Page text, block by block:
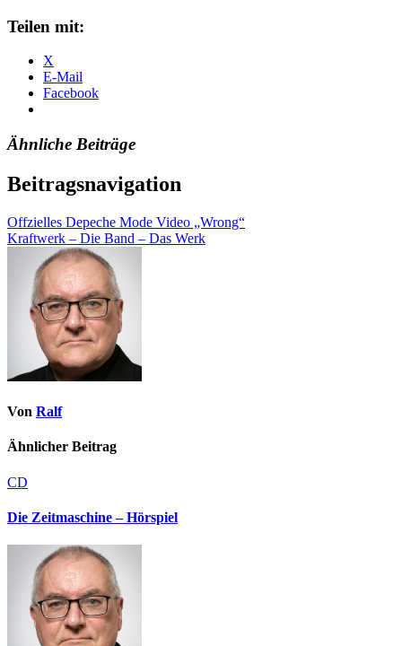
Teilen mit:
X
E-Mail
Facebook
Ähnliche Beiträge
Beitragsnavigation
Offzielles Depeche Mode Video „Wrong“
Kraftwerk – Die Band – Das Werk
Von Ralf
Ähnlicher Beitrag
CD
Die Zeitmaschine – Hörspiel